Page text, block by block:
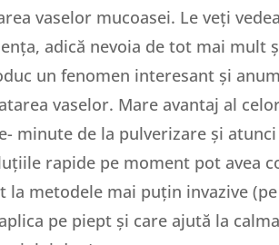
vaselor mucoasei. Le veți
adică nevoia de tot mai mult
un fenomen interesant și
vaselor. Mare avantaj al
minute de la pulverizare și
rapide pe moment pot avea
la metodele mai puțin invazive
pe piept și care ajută la